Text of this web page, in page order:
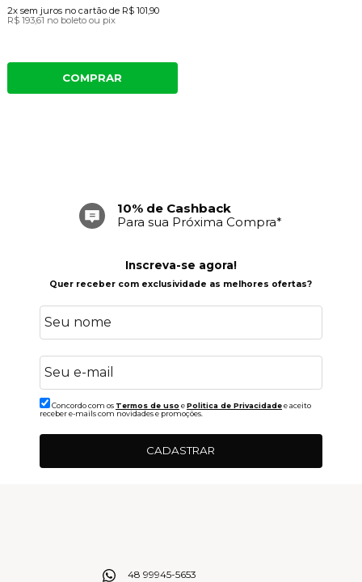
2x sem juros no cartãode R$ 101,90
R$ 193,61 no boleto ou pix
COMPRAR
10% de Cashback
Para sua Próxima Compra*
Inscreva-se agora!
Quer receber com exclusividade as melhores ofertas?
Concordo com os Termos de uso ePolitica de Privacidadee aceito
receber e-mails com novidades e promoções.
CADASTRAR
48 99945-5653